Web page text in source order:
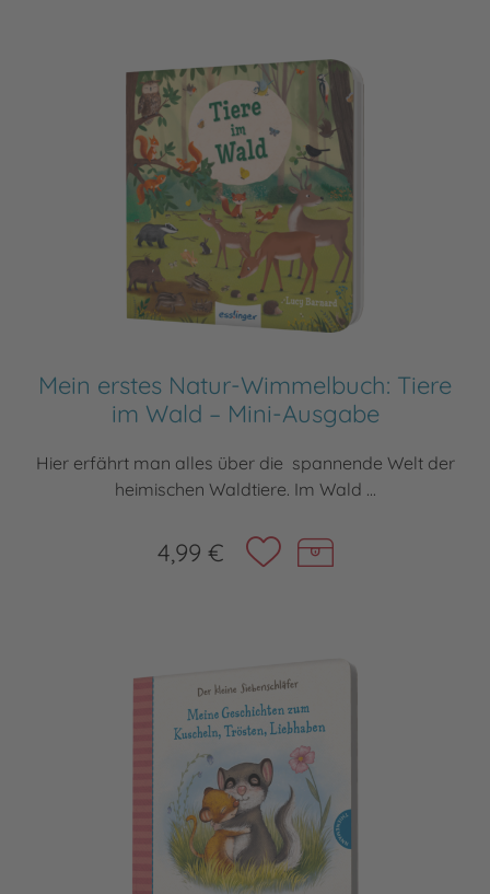
Mein erstes Natur-Wimmelbuch: Tiere
im Wald – Mini-Ausgabe
Hier erfährt man alles über die spannende Welt der
heimischen Waldtiere. Im Wald ...
4,99 €